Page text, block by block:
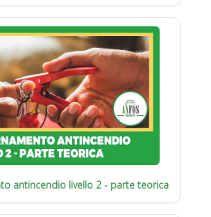
antincendio livello 2 - parte teorica